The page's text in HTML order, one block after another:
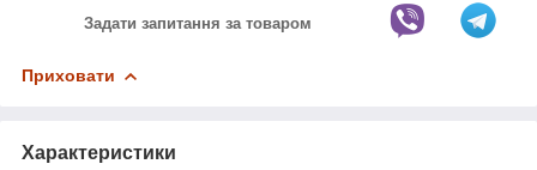
Задати запитання за товаром
Приховати
Характеристики